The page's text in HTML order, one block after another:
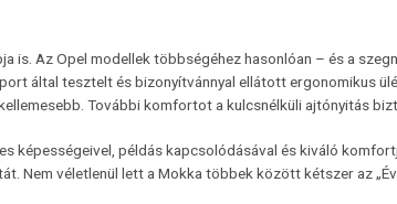
is. Az Opel modellek többségéhez hasonlóan – és a
által tesztelt és bizonyítvánnyal ellátott ergonomikus
További komfortot a kulcsnélküli ajtónyitás
képességeivel, példás kapcsolódásával és kiváló
Nem véletlenül lett a Mokka többek között kétszer az